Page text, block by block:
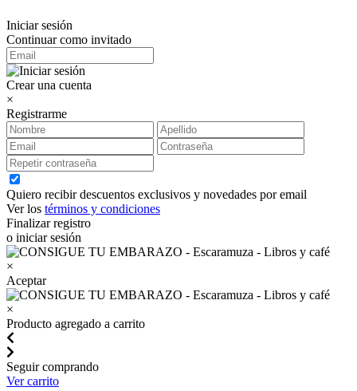
Iniciar sesión
Continuar como invitado
Crear una cuenta
×
Registrarme
Quiero recibir descuentos exclusivos y novedades por email
Ver los términos y condiciones
Finalizar registro
o iniciar sesión
×
Aceptar
×
Producto agregado a carrito
Seguir comprando
Ver carrito